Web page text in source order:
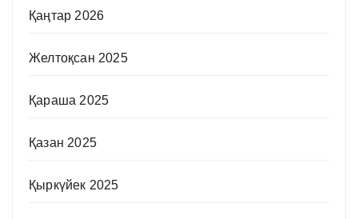
Қаңтар 2026
Желтоқсан 2025
Қараша 2025
Қазан 2025
Қыркүйек 2025